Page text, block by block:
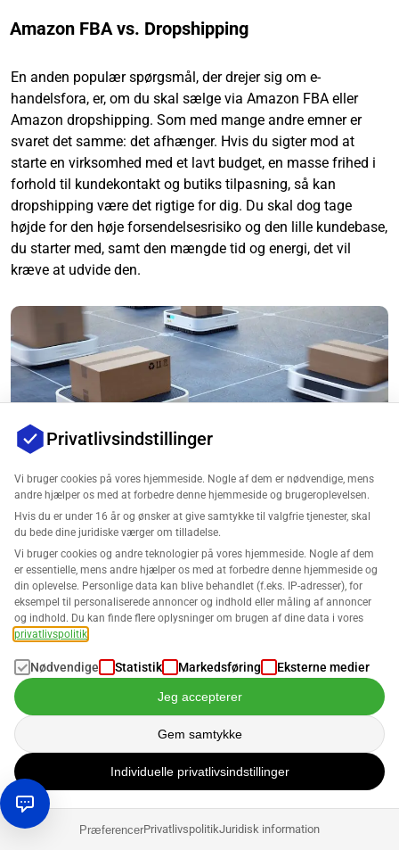
Amazon FBA vs. Dropshipping
En anden populær spørgsmål, der drejer sig om e-
handelsfora, er, om du skal sælge via Amazon FBA eller
Amazon dropshipping. Som med mange andre emner er
svaret det samme: det afhænger. Hvis du sigter mod at
starte en virksomhed med et lavt budget, en masse frihed i
forhold til kundekontakt og butiks tilpasning, så kan
dropshipping være det rigtige for dig. Du skal dog tage
højde for den høje forsendelsesrisiko og den lille kundebase,
du starter med, samt den mængde tid og energi, det vil
kræve at udvide den.
Afsluttende tanker
I slutningen af dagen er du chefen, og du skal beslutte, om
Fulfillment by Amazon er det rigtige valg for din virksomhed.
Lad os gennemgå de positive og negative effekter i en
nøddeskal.
Naturligvis har forretningsmodellen også flere ulemper.
Ekstra omkostninger og tabet af muligheden for at komme i
direkte kontakt med dine kunder er blot to af de vigtigste
problemer. Desuden bliver sælgere grundlæggende tvunget
til at bruge Fulfillment by Amazon, når det kommer til at
vinde Buy Box.
På den anden side tilbyder Amazon FBA mange fordele. For
Privatlivsindstillinger
Vi bruger cookies på vores hjemmeside. Nogle af dem er nødvendige, mens
andre hjælper os med at forbedre denne hjemmeside og brugeroplevelsen.
Hvis du er under 16 år og ønsker at give samtykke til valgfrie tjenester, skal
du bede dine juridiske værger om tilladelse.
Vi bruger cookies og andre teknologier på vores hjemmeside. Nogle af dem
er essentielle, mens andre hjælper os med at forbedre denne hjemmeside og
din oplevelse. Personlige data kan blive behandlet (f.eks. IP-adresser), for
eksempel til personaliserede annoncer og indhold eller måling af annoncer
og indhold. Du kan finde flere oplysninger om brugen af dine data i vores
privatlivspolitik
Nødvendige Statistik Markedsføring Eksterne medier
Jeg accepterer
Gem samtykke
Individuelle privatlivsindstillinger
PræferencerPrivatlivspolitikJuridisk information